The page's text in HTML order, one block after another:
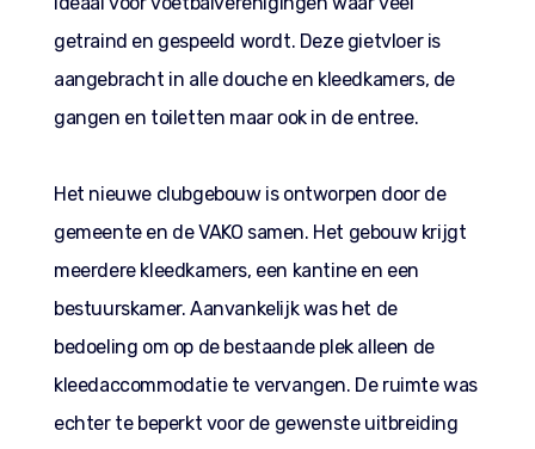
getraind en gespeeld wordt. Deze gietvloer is
aangebracht in alle douche en kleedkamers, de
gangen en toiletten maar ook in de entree.
Het nieuwe clubgebouw is ontworpen door de
gemeente en de VAKO samen. Het gebouw krijgt
meerdere kleedkamers, een kantine en een
bestuurskamer. Aanvankelijk was het de
bedoeling om op de bestaande plek alleen de
kleedaccommodatie te vervangen. De ruimte was
echter te beperkt voor de gewenste uitbreiding